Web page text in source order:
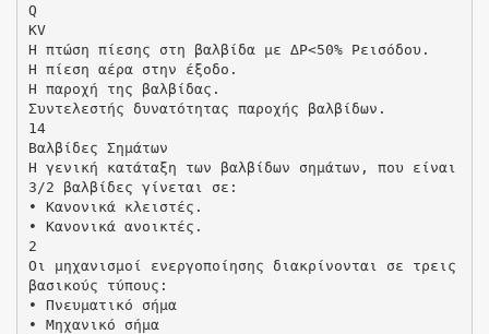
Q
KV
Η πτώση πίεσης στη βαλβίδα µε ∆Ρ<50% Ρεισόδου.
Η πίεση αέρα στην έξοδο.
Η παροχή της βαλβίδας.
Συντελεστής δυνατότητας παροχής βαλβίδων.
14
Βαλβίδες Σηµάτων
Η γενική κατάταξη των βαλβίδων σηµάτων, που είναι
3/2 βαλβίδες γίνεται σε:
• Κανονικά κλειστές.
• Κανονικά ανοικτές.
2
Οι µηχανισµοί ενεργοποίησης διακρίνονται σε τρεις
βασικούς τύπους:
• Πνευµατικό σήµα
• Μηχανικό σήµα